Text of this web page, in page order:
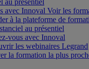
au présentiel
avec Innoval Voir les
à la plateforme de
au présentiel
vous avec Innoval
les webinaires Legrand
la formation la plus